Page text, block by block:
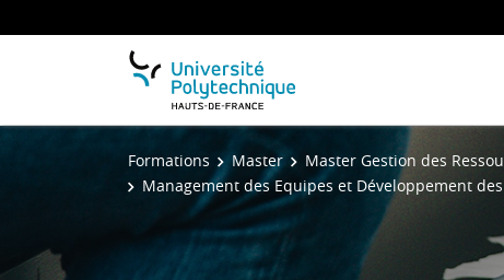
Formations Master
Master Gestion des
Management des Equipes et Développement